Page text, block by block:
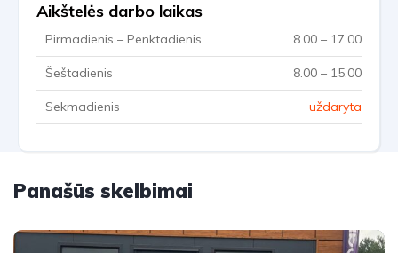
Aikštelės darbo laikas
Pirmadienis – Penktadienis 8.00 – 17.00
Šeštadienis 8.00 – 15.00
Sekmadienis uždaryta
Panašūs skelbimai